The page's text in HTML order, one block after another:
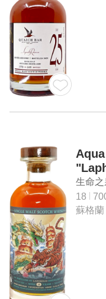
生命
一麥芽
18
蘇格蘭